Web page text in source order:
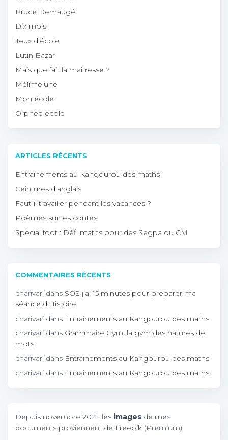
Bruce Demaugé
Dix mois
Jeux d’école
Lutin Bazar
Mais que fait la maitresse ?
Mélimélune
Mon école
Orphée école
ARTICLES RÉCENTS
Entrainements au Kangourou des maths
Ceintures d’anglais
Faut-il travailler pendant les vacances ?
Poèmes sur les contes
Spécial foot : Défi maths pour des Segpa ou CM
COMMENTAIRES RÉCENTS
charivari dans SOS j’ai 15 minutes pour préparer ma
séance d’Histoire
charivari dans Entrainements au Kangourou des maths
charivari dans Grammaire Gym, la gym des natures de
mots
charivari dans Entrainements au Kangourou des maths
charivari dans Entrainements au Kangourou des maths
Depuis novembre 2021, les images de mes
documents proviennent de Freepik (Premium).